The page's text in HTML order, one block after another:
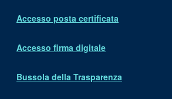
Accesso posta certificata
Accesso firma digitale
Bussola della Trasparenza